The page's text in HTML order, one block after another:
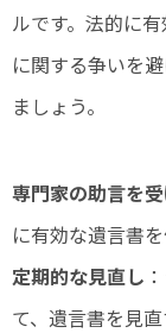
ルです。法的に
に関する争いを
ましょう。
専門家の助言を
に有効な遺言書
定期的な見直し
て、遺言書を見